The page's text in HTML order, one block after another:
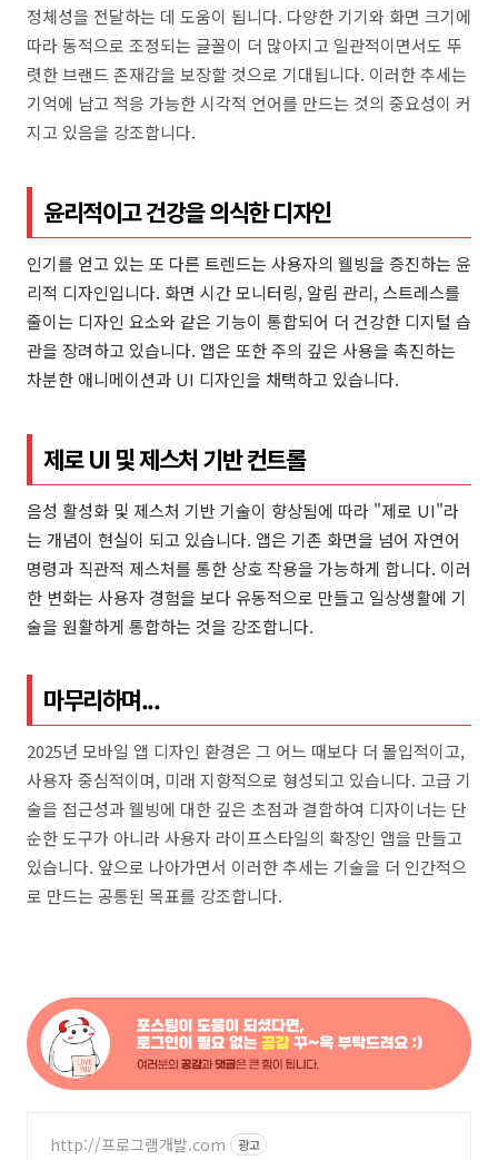
정체성을 전달하는 데 도움이 됩니다. 다양한 기기와 화면 크기에
따라 동적으로 조정되는 글꼴이 더 많아지고 일관적이면서도 뚜
렷한 브랜드 존재감을 보장할 것으로 기대됩니다. 이러한 추세는
기억에 남고 적응 가능한 시각적 언어를 만드는 것의 중요성이 커
지고 있음을 강조합니다.
윤리적이고 건강을 의식한 디자인
인기를 얻고 있는 또 다른 트렌드는 사용자의 웰빙을 증진하는 윤
리적 디자인입니다. 화면 시간 모니터링, 알림 관리, 스트레스를
줄이는 디자인 요소와 같은 기능이 통합되어 더 건강한 디지털 습
관을 장려하고 있습니다. 앱은 또한 주의 깊은 사용을 촉진하는
차분한 애니메이션과 UI 디자인을 채택하고 있습니다.
제로 UI 및 제스처 기반 컨트롤
음성 활성화 및 제스처 기반 기술이 향상됨에 따라 "제로 UI"라
는 개념이 현실이 되고 있습니다. 앱은 기존 화면을 넘어 자연어
명령과 직관적 제스처를 통한 상호 작용을 가능하게 합니다. 이러
한 변화는 사용자 경험을 보다 유동적으로 만들고 일상생활에 기
술을 원활하게 통합하는 것을 강조합니다.
마무리하며...
2025년 모바일 앱 디자인 환경은 그 어느 때보다 더 몰입적이고,
사용자 중심적이며, 미래 지향적으로 형성되고 있습니다. 고급 기
술을 접근성과 웰빙에 대한 깊은 초점과 결합하여 디자이너는 단
순한 도구가 아니라 사용자 라이프스타일의 확장인 앱을 만들고
있습니다. 앞으로 나아가면서 이러한 추세는 기술을 더 인간적으
로 만드는 공통된 목표를 강조합니다.
http://프로그램개발.com 광고